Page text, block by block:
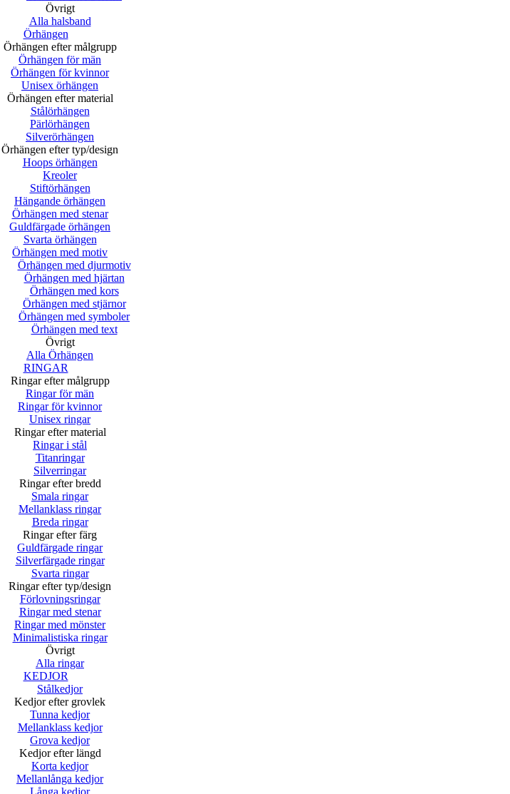
Övrigt
Alla halsband
Örhängen
Örhängen efter målgrupp
Örhängen för män
Örhängen för kvinnor
Unisex örhängen
Örhängen efter material
Stålörhängen
Pärlörhängen
Silverörhängen
Örhängen efter typ/design
Hoops örhängen
Kreoler
Stiftörhängen
Hängande örhängen
Örhängen med stenar
Guldfärgade örhängen
Svarta örhängen
Örhängen med motiv
Örhängen med djurmotiv
Örhängen med hjärtan
Örhängen med kors
Örhängen med stjärnor
Örhängen med symboler
Örhängen med text
Övrigt
Alla Örhängen
RINGAR
Ringar efter målgrupp
Ringar för män
Ringar för kvinnor
Unisex ringar
Ringar efter material
Ringar i stål
Titanringar
Silverringar
Ringar efter bredd
Smala ringar
Mellanklass ringar
Breda ringar
Ringar efter färg
Guldfärgade ringar
Silverfärgade ringar
Svarta ringar
Ringar efter typ/design
Förlovningsringar
Ringar med stenar
Ringar med mönster
Minimalistiska ringar
Övrigt
Alla ringar
KEDJOR
Stålkedjor
Kedjor efter grovlek
Tunna kedjor
Mellanklass kedjor
Grova kedjor
Kedjor efter längd
Korta kedjor
Mellanlånga kedjor
Långa kedjor